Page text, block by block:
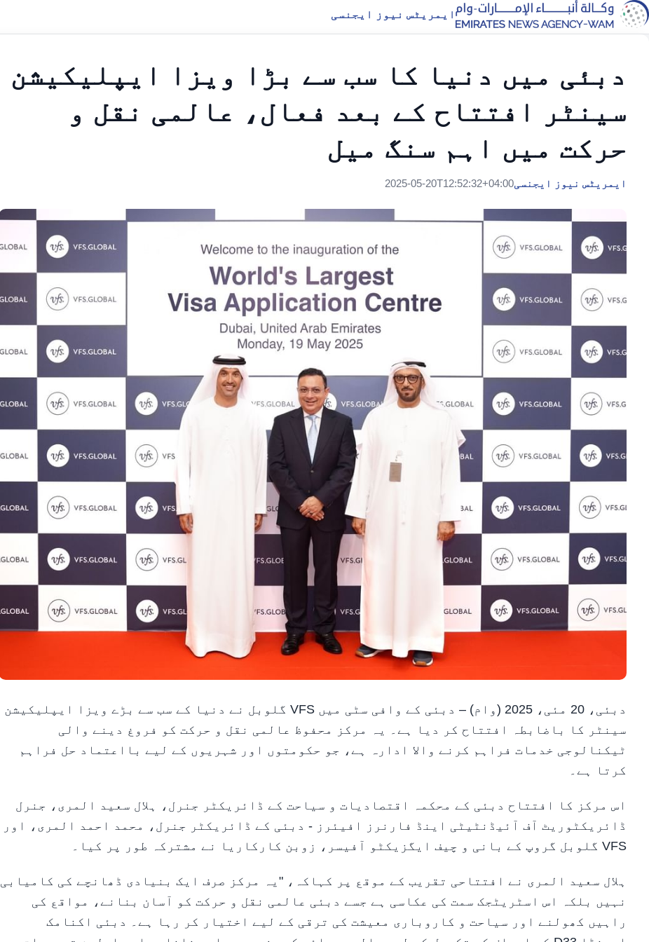
ایمریٹس نیوز ایجنسی
دبئی میں دنیا کا سب سے بڑا ویزا ایپلیکیشن
سینٹر افتتاح کے بعد فعال، عالمی نقل و
حرکت میں اہم سنگ میل
ایمریٹس نیوز ایجنسی2025-05-20T12:52:32+04:00
دبئی، 20 مئی، 2025 (وام) – دبئی کے وافی سٹی میں VFS گلوبل نے دنیا کے سب سے بڑے ویزا ایپلیکیشن
سینٹر کا باضابطہ افتتاح کر دیا ہے۔ یہ مرکز محفوظ عالمی نقل و حرکت کو فروغ دینے والی
ٹیکنالوجی خدمات فراہم کرنے والا ادارہ ہے، جو حکومتوں اور شہریوں کے لیے بااعتماد حل فراہم
کرتا ہے۔
اس مرکز کا افتتاح دبئی کے محکمہ اقتصادیات و سیاحت کے ڈائریکٹر جنرل، ہلال سعید المری، جنرل
ڈائریکٹوریٹ آف آئیڈنٹیٹی اینڈ فارنرز افیئرز - دبئی کے ڈائریکٹر جنرل، محمد احمد المری، اور
VFS گلوبل گروپ کے بانی و چیف ایگزیکٹو آفیسر، زوبن کارکاریا نے مشترکہ طور پر کیا۔
ہلال سعید المری نے افتتاحی تقریب کے موقع پر کہاکہ، "یہ مرکز صرف ایک بنیادی ڈھانچے کی کامیابی
نہیں بلکہ اس اسٹریٹجک سمت کی عکاسی ہے جسے دبئی عالمی نقل و حرکت کو آسان بنانے، مواقع کی
راہیں کھولنے اور سیاحت و کاروباری معیشت کی ترقی کے لیے اختیار کر رہا ہے۔ دبئی اکنامک